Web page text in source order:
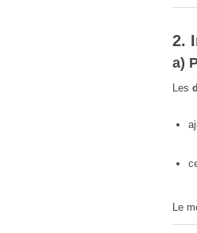
2.
a)
Les
Le